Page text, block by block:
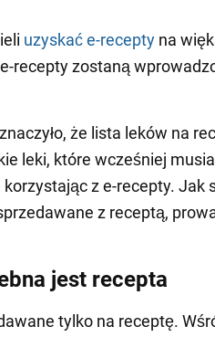
uzyskać e-recepty na
recepty zostaną
że lista leków na
leki, które wcześniej
z e-recepty. Jak
z receptą,
jest recepta
tylko na receptę.